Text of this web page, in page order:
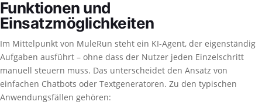
Funktionen und
Einsatzmöglichkeiten
Im Mittelpunkt von MuleRun steht ein KI-Agent, der eigenständig
Aufgaben ausführt – ohne dass der Nutzer jeden Einzelschritt
manuell steuern muss. Das unterscheidet den Ansatz von
einfachen Chatbots oder Textgeneratoren. Zu den typischen
Anwendungsfällen gehören: